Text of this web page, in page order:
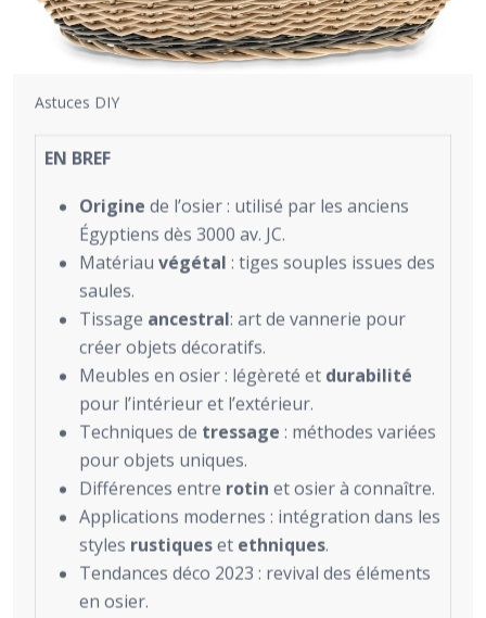
Astuces DIY
EN BREF
Origine de l’osier : utilisé par les anciens
Égyptiens dès 3000 av. JC.
Matériau végétal : tiges souples issues des
saules.
Tissage ancestral: art de vannerie pour
créer objets décoratifs.
Meubles en osier : légèreté et durabilité
pour l’intérieur et l’extérieur.
Techniques de tressage : méthodes variées
pour objets uniques.
Différences entre rotin et osier à connaître.
Applications modernes : intégration dans les
styles rustiqueset ethniques.
Tendances déco 2023 : revival des éléments
en osier.